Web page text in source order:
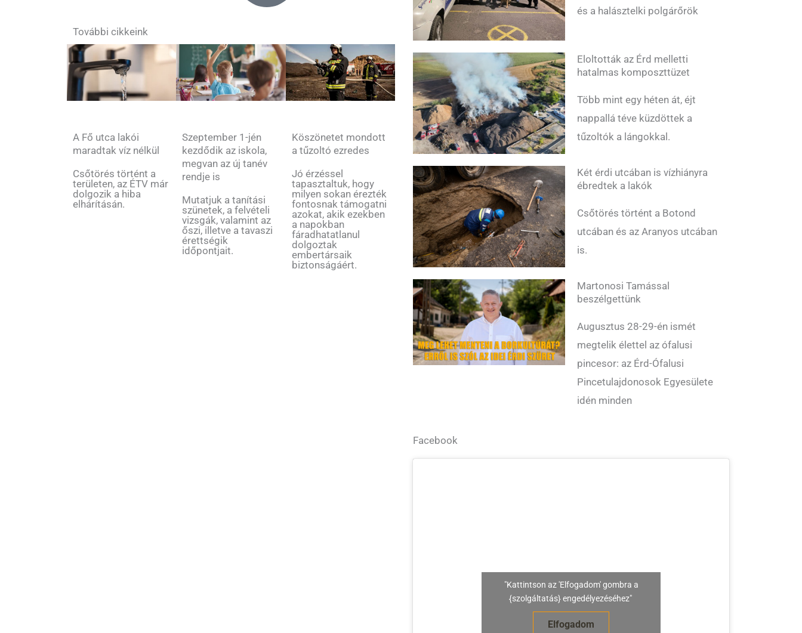
További cikkeink
A Fő utca lakói
maradtak víz nélkül
Csőtörés történt a
területen, az ÉTV már
dolgozik a hiba
elhárításán.
Szeptember 1-jén
kezdődik az iskola,
megvan az új tanév
rendje is
Mutatjuk a tanítási
szünetek, a felvételi
vizsgák, valamint az
őszi, illetve a tavaszi
érettségik
időpontjait.
Köszönetet mondott
a tűzoltó ezredes
Jó érzéssel
tapasztaltuk, hogy
milyen sokan érezték
fontosnak támogatni
azokat, akik ezekben
a napokban
fáradhatatlanul
dolgoztak
embertársaik
biztonságáért.
és a halásztelki polgárőrök
Eloltották az Érd melletti
hatalmas komposzttüzet
Több mint egy héten át, éjt
nappallá téve küzdöttek a
tűzoltók a lángokkal.
Két érdi utcában is vízhiányra
ébredtek a lakók
Csőtörés történt a Botond
utcában és az Aranyos utcában
is.
Martonosi Tamással
beszélgettünk
Augusztus 28-29-én ismét
megtelik élettel az ófalusi
pincesor: az Érd-Ófalusi
Pincetulajdonosok Egyesülete
idén minden
Facebook
"Kattintson az 'Elfogadom' gombra a
{szolgáltatás} engedélyezéséhez"
Elfogadom